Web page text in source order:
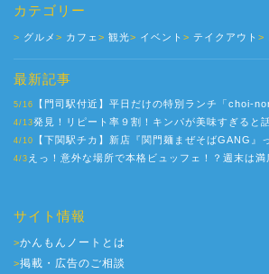
カテゴリー
グルメ カフェ 観光 イベント テイクアウト
最新記事
5/16 【門司駅付近】平日だけの特別ランチ「choi-
4/13発見！リピート率９割！キンパが美味すぎると
4/10 【下関駅チカ】新店『関門麺まぜそばGANG』
4/3 えっ！意外な場所で本格ビュッフェ！？週末は満
サイト情報
>かんもんノートとは
>掲載・広告のご相談